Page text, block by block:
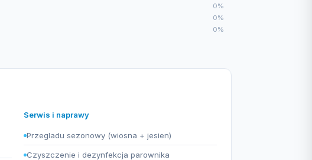
0%
0%
0%
Serwis i naprawy
Przegladu sezonowy (wiosna + jesien)
Czyszczenie i dezynfekcja parownika